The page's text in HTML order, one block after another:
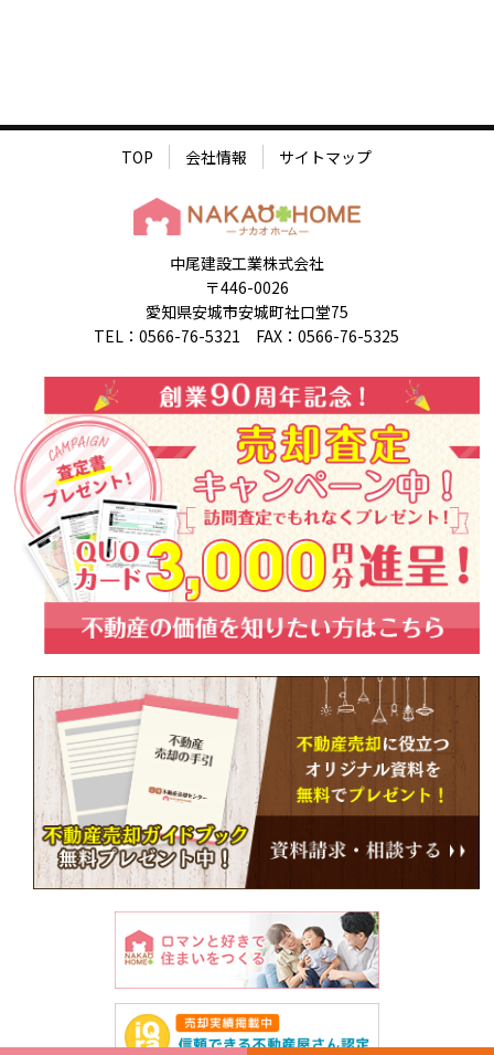
TOP 会社情報 サイトマップ
中尾建設工業株式会社
〒446-0026
愛知県安城市安城町社口堂75
TEL：0566-76-5321 FAX：0566-76-5325